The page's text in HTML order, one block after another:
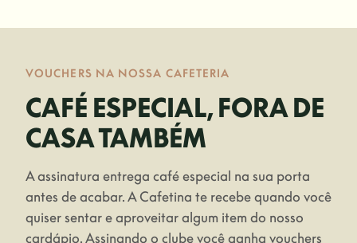
VOUCHERS NA NOSSA CAFETERIA
CAFÉ ESPECIAL, FORA DE
CASA TAMBÉM
A assinatura entrega café especial na sua porta
antes de acabar. A Cafetina te recebe quando você
quiser sentar e aproveitar algum item do nosso
cardápio. Assinando o clube você ganha vouchers